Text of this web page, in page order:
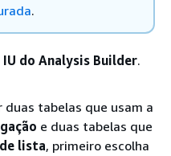
.
IU do Analysis Builder.
duas tabelas que usam a
e duas tabelas que
lista, primeiro escolha